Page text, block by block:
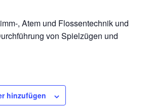
, Atem und Flossentechnik und
von Spielzügen und
hinzufügen